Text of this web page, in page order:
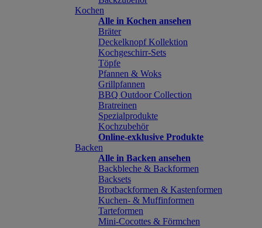
Kochen
Alle in Kochen ansehen
Bräter
Deckelknopf Kollektion
Kochgeschirr-Sets
Töpfe
Pfannen & Woks
Grillpfannen
BBQ Outdoor Collection
Bratreinen
Spezialprodukte
Kochzubehör
Online-exklusive Produkte
Backen
Alle in Backen ansehen
Backbleche & Backformen
Backsets
Brotbackformen & Kastenformen
Kuchen- & Muffinformen
Tarteformen
Mini-Cocottes & Förmchen